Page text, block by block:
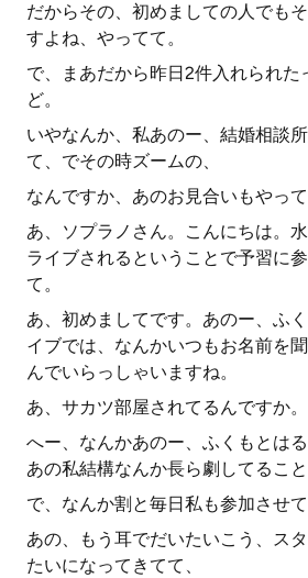
だからその、初めましての人でも
すよね、やってて。
で、まあだから昨日2件入れられた
ど。
いやなんか、私あのー、結婚相談
て、でその時ズームの、
なんですか、あのお見合いもやって
あ、ソプラノさん。こんにちは。
ライブされるということで予習に
て。
あ、初めましてです。あのー、ふ
イブでは、なんかいつもお名前を
んでいらっしゃいますね。
あ、サカツ部屋されてるんですか。
へー、なんかあのー、ふくもとは
あの私結構なんか長ら劇してること
で、なんか割と毎日私も参加させて
あの、もう耳でだいたいこう、ス
たいになってきてて、